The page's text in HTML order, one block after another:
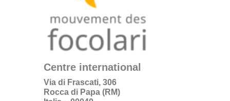
Centre international
Via di Frascati, 306
Rocca di Papa (RM)